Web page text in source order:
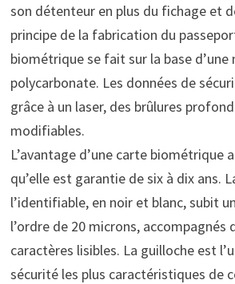
son détenteur en plus du fichage et
principe de la fabrication du
biométrique se fait sur la base d’une
polycarbonate. Les données de
grâce à un laser, des brûlures
modifiables.
L’avantage d’une carte biométrique
qu’elle est garantie de six à dix ans.
l’identifiable, en noir et blanc, subit
l’ordre de 20 microns, accompagnés
caractères lisibles. La guilloche est
sécurité les plus caractéristiques de